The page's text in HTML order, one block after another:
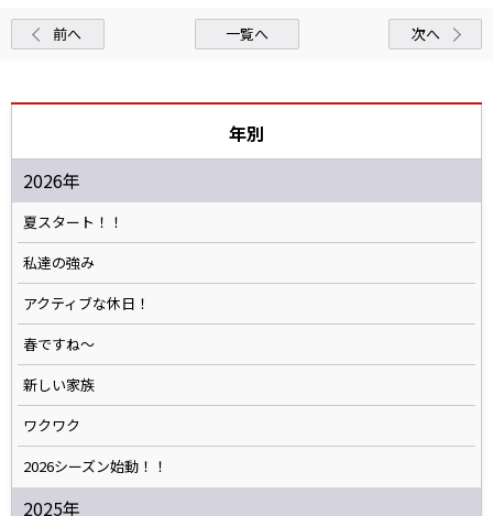
前へ 一覧へ 次へ
年別
2026年
夏スタート！！
私達の強み
アクティブな休日！
春ですね〜
新しい家族
ワクワク
2026シーズン始動！！
2025年